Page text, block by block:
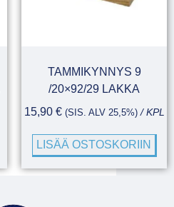
TAMMIKYNNYS 9
/20×92/29 LAKKA
15,90 € (SIS. ALV 25,5%)/ KPL
LISÄÄ OSTOSKORIIN